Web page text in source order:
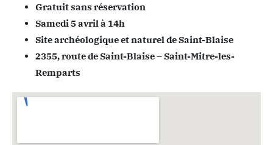
Gratuit sans réservation
Samedi 5 avril à 14h
Site archéologique et naturel de Saint-Blaise
2355, route de Saint-Blaise – Saint-Mitre-les-
Remparts